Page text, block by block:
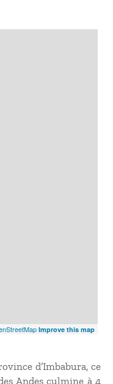
Improve this map
d’Imbabura, ce
Andes culmine à 4